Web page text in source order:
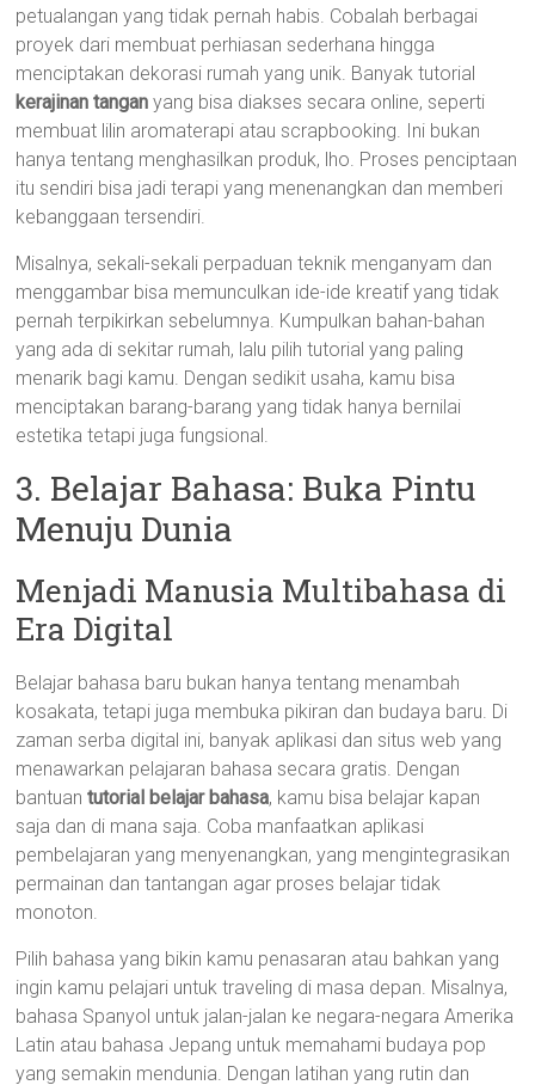
petualangan yang tidak pernah habis. Cobalah berbagai
proyek dari membuat perhiasan sederhana hingga
menciptakan dekorasi rumah yang unik. Banyak tutorial
kerajinan tangan yang bisa diakses secara online, seperti
membuat lilin aromaterapi atau scrapbooking. Ini bukan
hanya tentang menghasilkan produk, lho. Proses penciptaan
itu sendiri bisa jadi terapi yang menenangkan dan memberi
kebanggaan tersendiri.
Misalnya, sekali-sekali perpaduan teknik menganyam dan
menggambar bisa memunculkan ide-ide kreatif yang tidak
pernah terpikirkan sebelumnya. Kumpulkan bahan-bahan
yang ada di sekitar rumah, lalu pilih tutorial yang paling
menarik bagi kamu. Dengan sedikit usaha, kamu bisa
menciptakan barang-barang yang tidak hanya bernilai
estetika tetapi juga fungsional.
3. Belajar Bahasa: Buka Pintu
Menuju Dunia
Menjadi Manusia Multibahasa di
Era Digital
Belajar bahasa baru bukan hanya tentang menambah
kosakata, tetapi juga membuka pikiran dan budaya baru. Di
zaman serba digital ini, banyak aplikasi dan situs web yang
menawarkan pelajaran bahasa secara gratis. Dengan
bantuantutorial belajar bahasa, kamu bisa belajar kapan
saja dan di mana saja. Coba manfaatkan aplikasi
pembelajaran yang menyenangkan, yang mengintegrasikan
permainan dan tantangan agar proses belajar tidak
monoton.
Pilih bahasa yang bikin kamu penasaran atau bahkan yang
ingin kamu pelajari untuk traveling di masa depan. Misalnya,
bahasa Spanyol untuk jalan-jalan ke negara-negara Amerika
Latin atau bahasa Jepang untuk memahami budaya pop
yang semakin mendunia. Dengan latihan yang rutin dan